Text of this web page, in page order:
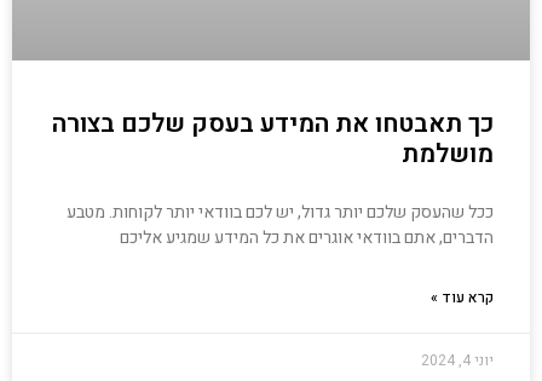
כך תאבטחו את המידע בעסק שלכם בצורה
מושלמת
ככל שהעסק שלכם יותר גדול, יש לכם בוודאי יותר לקוחות. מטבע
הדברים, אתם בוודאי אוגרים את כל המידע שמגיע אליכם
קרא עוד »
יוני 4, 2024